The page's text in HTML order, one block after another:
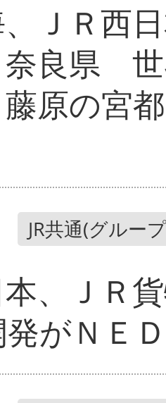
、ＪＲ西
奈良県
藤原の宮
JR共通(グルー
本、ＪＲ
がＮＥ